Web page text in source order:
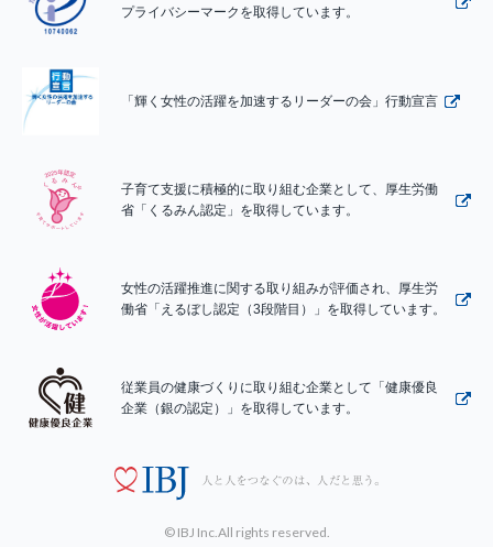
プライバシーマークを取得しています。
「輝く女性の活躍を加速するリーダーの会」行動宣言
子育て支援に積極的に取り組む企業として、厚生労働
省「くるみん認定」を取得しています。
女性の活躍推進に関する取り組みが評価され、厚生労
働省「えるぼし認定（3段階目）」を取得しています。
従業員の健康づくりに取り組む企業として「健康優良
企業（銀の認定）」を取得しています。
© IBJ Inc.All rights reserved.